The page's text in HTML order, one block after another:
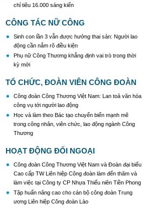
chỉ tiêu 16.000 sáng kiến
CÔNG TÁC NỮ CÔNG
Sinh con lần 3 vẫn được hưởng thai sản: Người lao
động cần nắm rõ điều kiện
Phụ nữ Công Thương khẳng định vai trò trong thời
kỳ mới
TỔ CHỨC, ĐOÀN VIÊN CÔNG ĐOÀN
Công đoàn Công Thương Việt Nam: Lan toả văn hóa
công vụ tới người lao động
Học và làm theo Bác tạo chuyển biến mạnh mẽ
trong công nhân, viên chức, lao động ngành Công
Thương
HOẠT ĐỘNG ĐỐI NGOẠI
Công đoàn Công Thương Việt Nam và Đoàn đại biểu
Cao cấp TW Liên hiệp Công đoàn làm đến thăm và
làm việc tại Công ty CP Nhựa Thiếu niên Tiền Phong
Tập huấn nâng cao cho cán bộ công đoàn Trung
ương Liên hiệp Công đoàn Lào